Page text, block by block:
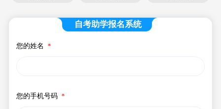
自考助学报名系统
您的姓名 ＊
您的手机号码 ＊